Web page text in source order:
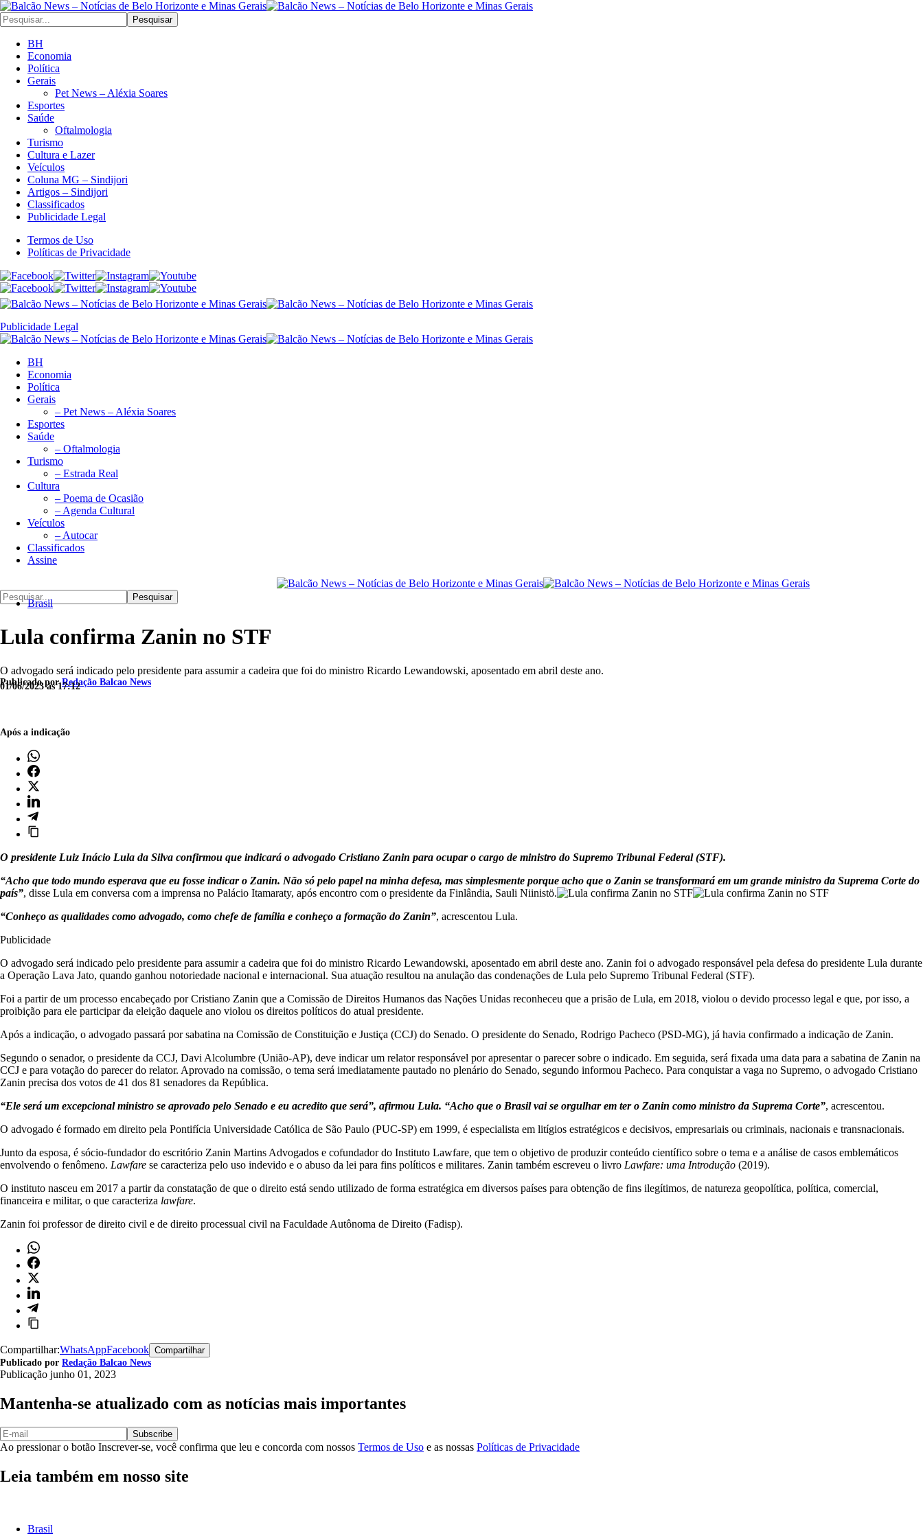
Pesquisar
BH
Economia
Política
Gerais
Pet News – Aléxia Soares
Esportes
Saúde
Oftalmologia
Turismo
Cultura e Lazer
Veículos
Coluna MG – Sindijori
Artigos – Sindijori
Classificados
Publicidade Legal
Termos de Uso
Políticas de Privacidade
Publicidade Legal
BH
Economia
Política
Gerais
– Pet News – Aléxia Soares
Esportes
Saúde
– Oftalmologia
Turismo
– Estrada Real
Cultura
– Poema de Ocasião
– Agenda Cultural
Veículos
– Autocar
Classificados
Assine
Pesquisar
Brasil
Lula confirma Zanin no STF
O advogado será indicado pelo presidente para assumir a cadeira que foi do ministro Ricardo Lewandowski, aposentado em abril deste ano.
Publicado porRedação Balcao News
01/06/2023 às 17:12
Após a indicação
O presidente Luiz Inácio Lula da Silva confirmou que indicará o advogado Cristiano Zanin para ocupar o cargo de ministro do Supremo Tribunal Federal (STF).
“Acho que todo mundo esperava que eu fosse indicar o Zanin. Não só pelo papel na minha defesa, mas simplesmente porque acho que o Zanin se transformará em um grande ministro da Suprema Corte do
país”, disse Lula em conversa com a imprensa no Palácio Itamaraty, após encontro com o presidente da Finlândia, Sauli Niinistö.
“Conheço as qualidades como advogado, como chefe de família e conheço a formação do Zanin”, acrescentou Lula.
Publicidade
O advogado será indicado pelo presidente para assumir a cadeira que foi do ministro Ricardo Lewandowski, aposentado em abril deste ano. Zanin foi o advogado responsável pela defesa do presidente Lula durante
a Operação Lava Jato, quando ganhou notoriedade nacional e internacional. Sua atuação resultou na anulação das condenações de Lula pelo Supremo Tribunal Federal (STF).
Foi a partir de um processo encabeçado por Cristiano Zanin que a Comissão de Direitos Humanos das Nações Unidas reconheceu que a prisão de Lula, em 2018, violou o devido processo legal e que, por isso, a
proibição para ele participar da eleição daquele ano violou os direitos políticos do atual presidente.
Após a indicação, o advogado passará por sabatina na Comissão de Constituição e Justiça (CCJ) do Senado. O presidente do Senado, Rodrigo Pacheco (PSD-MG), já havia confirmado a indicação de Zanin.
Segundo o senador, o presidente da CCJ, Davi Alcolumbre (União-AP), deve indicar um relator responsável por apresentar o parecer sobre o indicado. Em seguida, será fixada uma data para a sabatina de Zanin na
CCJ e para votação do parecer do relator. Aprovado na comissão, o tema será imediatamente pautado no plenário do Senado, segundo informou Pacheco. Para conquistar a vaga no Supremo, o advogado Cristiano
Zanin precisa dos votos de 41 dos 81 senadores da República.
“Ele será um excepcional ministro se aprovado pelo Senado e eu acredito que será”, afirmou Lula. “Acho que o Brasil vai se orgulhar em ter o Zanin como ministro da Suprema Corte”, acrescentou.
O advogado é formado em direito pela Pontifícia Universidade Católica de São Paulo (PUC-SP) em 1999, é especialista em litígios estratégicos e decisivos, empresariais ou criminais, nacionais e transnacionais.
Junto da esposa, é sócio-fundador do escritório Zanin Martins Advogados e cofundador do Instituto Lawfare, que tem o objetivo de produzir conteúdo científico sobre o tema e a análise de casos emblemáticos
envolvendo o fenômeno. Lawfare se caracteriza pelo uso indevido e o abuso da lei para fins políticos e militares. Zanin também escreveu o livro Lawfare: uma Introdução (2019).
O instituto nasceu em 2017 a partir da constatação de que o direito está sendo utilizado de forma estratégica em diversos países para obtenção de fins ilegítimos, de natureza geopolítica, política, comercial,
financeira e militar, o que caracteriza lawfare.
Zanin foi professor de direito civil e de direito processual civil na Faculdade Autônoma de Direito (Fadisp).
Compartilhar:WhatsAppFacebook Compartilhar
Publicado por Redação Balcao News
Publicação junho 01, 2023
Mantenha-se atualizado com as notícias mais importantes
Subscribe
Ao pressionar o botão Inscrever-se, você confirma que leu e concorda com nossos Termos de Uso e as nossas Políticas de Privacidade
Leia também em nosso site
Brasil